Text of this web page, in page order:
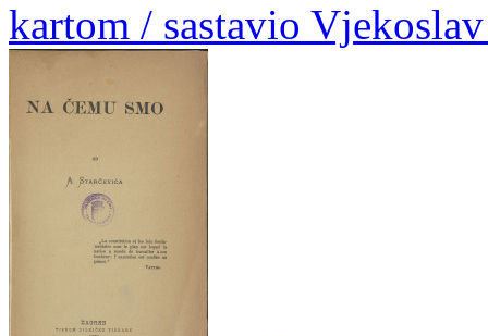
kartom / sastavio